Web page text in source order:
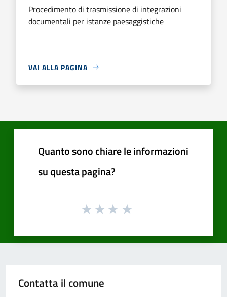
Procedimento di trasmissione di integrazioni
documentali per istanze paesaggistiche
VAI ALLA PAGINA
Quanto sono chiare le informazioni
su questa pagina?
Contatta il comune